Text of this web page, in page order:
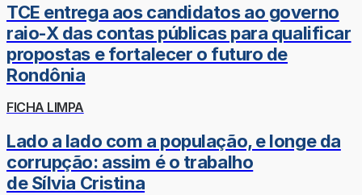
TCE entrega aos candidatos ao governo
raio-X das contas públicas para qualificar
propostas e fortalecer o futuro de
Rondônia
FICHA LIMPA
Lado a lado com a população, e longe da
corrupção: assim é o trabalho
de Sílvia Cristina